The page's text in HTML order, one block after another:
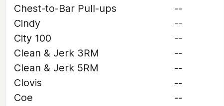
Chest-to-Bar Pull-ups
--
Cindy
--
City 100
--
Clean & Jerk 3RM
--
Clean & Jerk 5RM
--
Clovis
--
Coe
--